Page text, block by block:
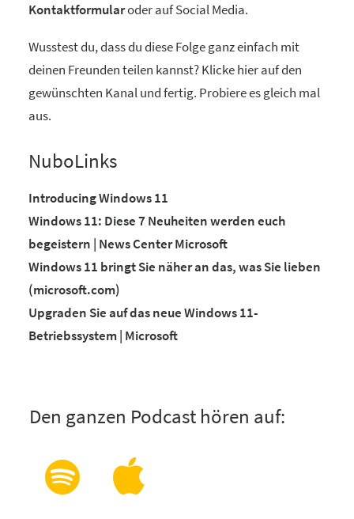
Kontaktformularoder auf Social Media.
Wusstest du, dass du diese Folge ganz einfach mit
deinen Freunden teilen kannst? Klicke hier auf den
gewünschten Kanal und fertig. Probiere es gleich mal
aus.
NuboLinks
Introducing Windows 11
Windows 11: Diese 7 Neuheiten werden euch
begeistern | News Center Microsoft
Windows 11 bringt Sie näher an das, was Sie lieben
(microsoft.com)
Upgraden Sie auf das neue Windows 11-
Betriebssystem | Microsoft
Den ganzen Podcast hören auf: